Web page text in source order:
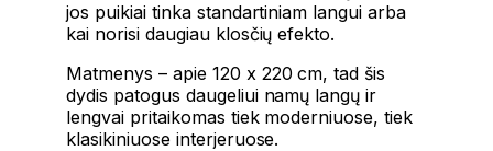
jos puikiai tinka standartiniam langui arba
kai norisi daugiau klosčių efekto.
Matmenys – apie 120 x 220 cm, tad šis
dydis patogus daugeliui namų langų ir
lengvai pritaikomas tiek moderniuose, tiek
klasikiniuose interjeruose.